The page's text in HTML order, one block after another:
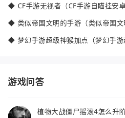
◆ CF手游无视者（CF手游自瞄挂安卓
◆ 类似帝国文明的手游（类似帝国文
◆ 梦幻手游超级神猴加点（梦幻手
游戏问答
植物大战僵尸摇滚4怎么升